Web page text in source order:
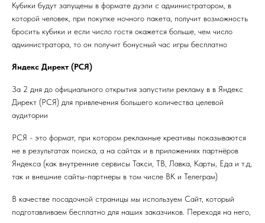
Кубики будут запущены в формате дуэли с администратором, в
которой человек, при покупке ночного пакета, получит возможность
бросить кубики и если число гостя окажется больше, чем число
администратора, то он получит бонусный час игры бесплатно
Яндекс Директ (РСЯ)
За 2 дня до официального открытия запустили рекламу в в Яндекс
Директ (РСЯ) для привлечения большего количества целевой
аудитории
РСЯ - это формат, при котором рекламные креативы показываются
не в результатах поиска, а на сайтах и в приложениях партнёров
Яндекса (как внутренние сервисы Такси, ТВ, Лавка, Карты, Еда и т.д,
так и внешние сайты-партнеры в том числе ВК и Телеграм)
В качестве посадочной страницы мы используем Cайт, который
подготавливаем бесплатно для наших заказчиков. Переходя на него,